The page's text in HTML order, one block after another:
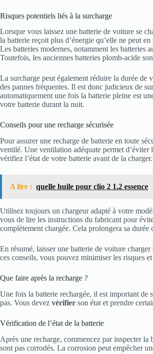
Risques potentiels liés à la surcharge
Lorsque vous laissez une batterie de voiture se
la batterie reçoit plus d’énergie qu’elle ne peut
Les batteries modernes, notamment les batteries
Toutefois, les anciennes batteries plomb-acide
La surcharge peut également réduire la durée de
des pannes fréquentes. Il est donc judicieux de
automatiquement une fois la batterie pleine est
votre batterie durant la nuit.
Conseils pour une recharge sécurisée
Pour assurer une recharge de batterie en toute
ventilé. Une ventilation adéquate permet d’éviter
vérifiez l’état de votre batterie avant de la
A lire : quelle huile pour clio 2 1.2 essence
Utilisez toujours un chargeur adapté à votre
vous de lire les instructions du fabricant pour
complètement chargée. Cela prolongera sa
En résumé, laisser une batterie de voiture
ces conseils, vous pouvez minimiser les risques
Que faire après la recharge ?
Une fois la batterie rechargée, il est important de
pas. Vous devez vérifier son état et prendre
Vérification de l’état de la batterie
Après une recharge, commencez par inspecter
sont pas corrodés. La corrosion peut empêcher